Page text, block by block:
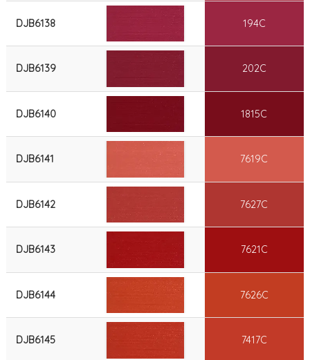
DJB6138 194C
DJB6139 202C
DJB6140 1815C
DJB6141 7619C
DJB6142 7627C
DJB6143 7621C
DJB6144 7626C
DJB6145 7417C